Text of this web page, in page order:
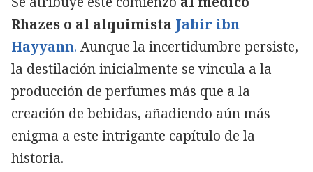
Rhazes o al alquimista Jabir ibn
Hayyann. Aunque la incertidumbre persiste,
la destilación inicialmente se vincula a la
producción de perfumes más que a la
creación de bebidas, añadiendo aún más
enigma a este intrigante capítulo de la
historia.